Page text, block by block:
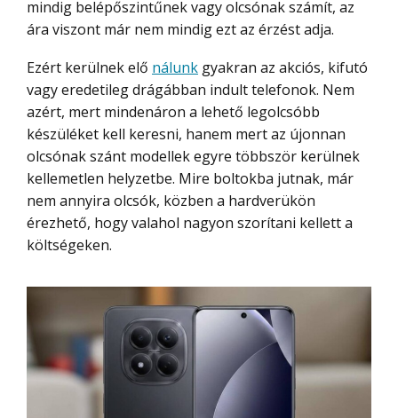
mindig belépőszintűnek vagy olcsónak számít, az
ára viszont már nem mindig ezt az érzést adja.
Ezért kerülnek elő nálunk gyakran az akciós, kifutó
vagy eredetileg drágábban indult telefonok. Nem
azért, mert mindenáron a lehető legolcsóbb
készüléket kell keresni, hanem mert az újonnan
olcsónak szánt modellek egyre többször kerülnek
kellemetlen helyzetbe. Mire boltokba jutnak, már
nem annyira olcsók, közben a hardverükön
érezhető, hogy valahol nagyon szorítani kellett a
költségeken.